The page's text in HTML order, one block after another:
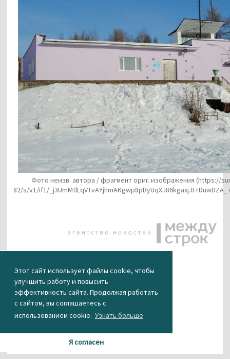
Этот сайт использует файлы cookie, чтобы
улучшить работу и повысить
эффективность сайта. Продолжая работать
с сайтом, вы соглашаетесь с
использованием cookie. Узнать больше
Я согласен
Фото неизв. автора / фрагмент ориг. изображения (https://
82/s/v1/if1/
1 0 0 0 0